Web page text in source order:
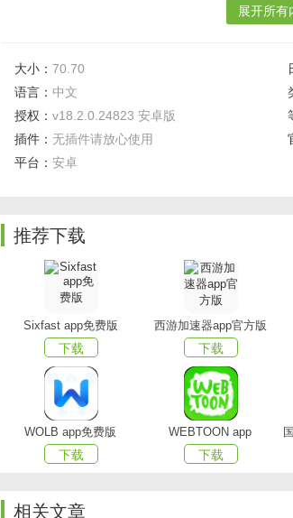
男女精品 ：每日精选更新男女服饰特卖
全民晒货 ：买买买以后就来晒晒晒！晒
袭。
快捷安全
app功能
【工厂源头好货】
牌的高性价比好物。
【直播间专享折扣】
每天有很多品牌以超乎想象的折扣在直
说，既有性价比又放心。
【搭配好的整套买】
蘑菇街有上万个身材不一，风格各异的
展开所有
大小： 70.70
语言： 中文
授权： v18.2.0.24823 安卓版
插件： 无插件请放心使用
平台： 安卓
推荐下载
Sixfast app免费版
下载
西游加速器app官方版
下载
WOLB app免费版
下载
WEBTOON app
下载
相关文章